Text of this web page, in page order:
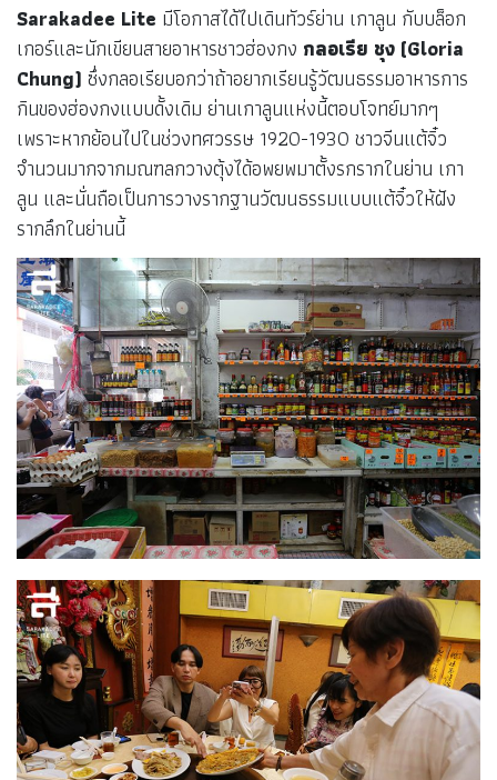
Sarakadee Lite มีโอกาสได้ไปเดินทัวร์ย่าน เกาลูน กับบล็อก
เกอร์และนักเขียนสายอาหารชาวฮ่องกง กลอเรีย ชุง (Gloria
Chung) ซึ่งกลอเรียบอกว่าถ้าอยากเรียนรู้วัฒนธรรมอาหารการ
กินของฮ่องกงแบบดั้งเดิม ย่านเกาลูนแห่งนี้ตอบโจทย์มากๆ
เพราะหากย้อนไปในช่วงทศวรรษ 1920-1930 ชาวจีนแต้จิ๋ว
จำนวนมากจากมณฑลกวางตุ้งได้อพยพมาตั้งรกรากในย่าน เกา
ลูน และนั่นถือเป็นการวางรากฐานวัฒนธรรมแบบแต้จิ๋วให้ฝัง
รากลึกในย่านนี้